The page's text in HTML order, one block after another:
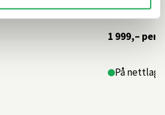
1 999,– per
På